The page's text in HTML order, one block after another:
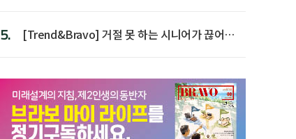
5.
[Trend&Bravo] 거절 못 하는 시니어가 끊어야